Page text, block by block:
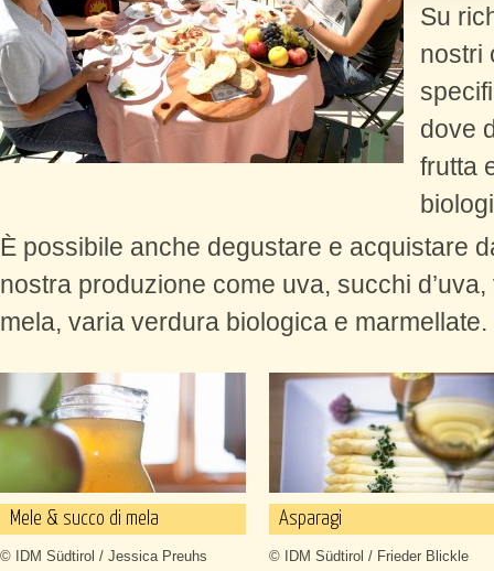
Su
nostri
dove
frutta
È possibile anche degustare e acquistare
nostra produzione come uva, succhi
mela, varia verdura biologica e marmellate.
Mele & succo di mela
© IDM Südtirol / Jessica Preuhs
Asparagi
© IDM Südtirol / Frieder Blickle